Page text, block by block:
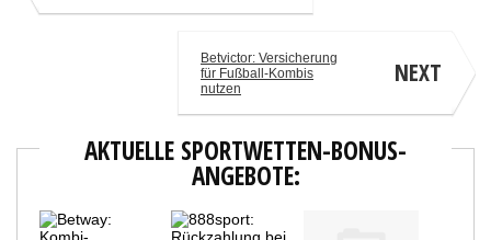
NEXT
Betvictor: Versicherung
für Fußball-Kombis
nutzen
AKTUELLE SPORTWETTEN-BONUS-
ANGEBOTE: